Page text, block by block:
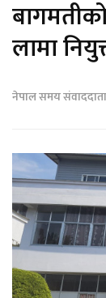
लामा
नेपाल समय